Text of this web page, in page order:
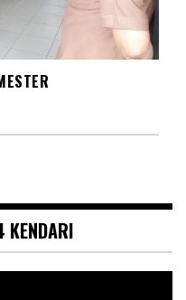
KENDARI